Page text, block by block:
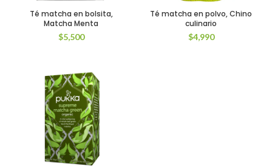
Té matcha en bolsita,
Matcha Menta
$5,500
Té matcha en polvo, Chino
culinario
$4,990